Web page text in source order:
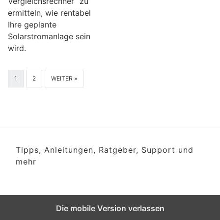
ermitteln, wie rentabel
Ihre geplante
Solarstromanlage sein
wird.
1 2 WEITER »
Tipps, Anleitungen, Ratgeber, Support und
mehr
Die mobile Version verlassen